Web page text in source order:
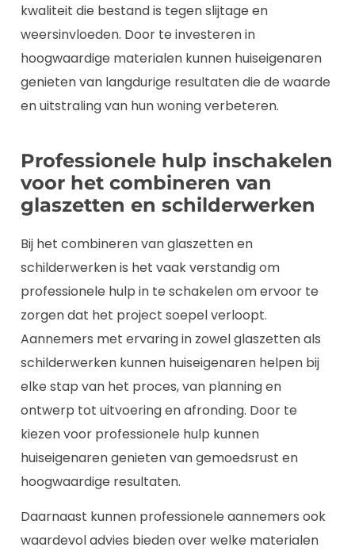
kwaliteit die bestand is tegen slijtage en
weersinvloeden. Door te investeren in
hoogwaardige materialen kunnen huiseigenaren
genieten van langdurige resultaten die de waarde
en uitstraling van hun woning verbeteren.
Professionele hulp inschakelen
voor het combineren van
glaszetten en schilderwerken
Bij het combineren van glaszetten en
schilderwerken is het vaak verstandig om
professionele hulp in te schakelen om ervoor te
zorgen dat het project soepel verloopt.
Aannemers met ervaring in zowel glaszetten als
schilderwerken kunnen huiseigenaren helpen bij
elke stap van het proces, van planning en
ontwerp tot uitvoering en afronding. Door te
kiezen voor professionele hulp kunnen
huiseigenaren genieten van gemoedsrust en
hoogwaardige resultaten.
Daarnaast kunnen professionele aannemers ook
waardevol advies bieden over welke materialen